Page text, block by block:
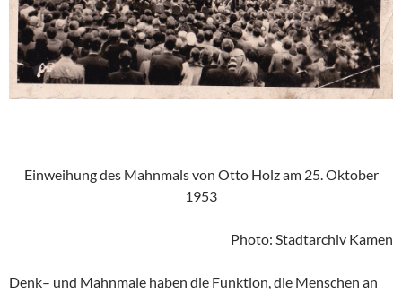
Einweihung des Mahnmals von Otto Holz am 25. Oktober
1953
Photo: Stadtarchiv Kamen
Denk– und Mahnmale haben die Funktion, die Menschen an